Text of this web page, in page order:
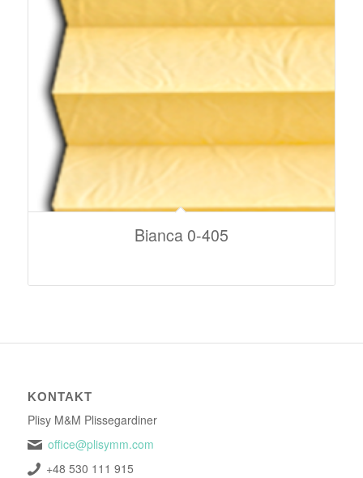
Bianca 0-405
KONTAKT
Plisy M&M Plissegardiner
office@plisymm.com
+48 530 111 915